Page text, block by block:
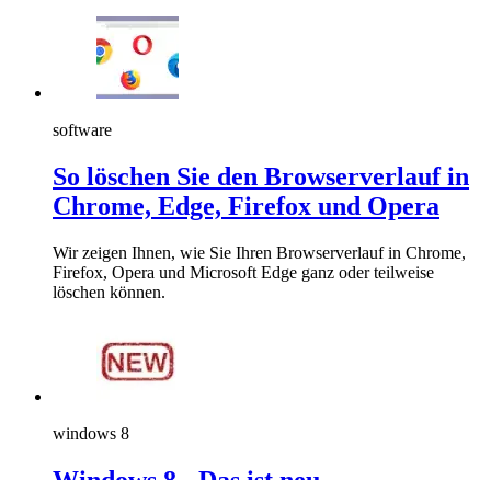
software
So löschen Sie den Browserverlauf in
Chrome, Edge, Firefox und Opera
Wir zeigen Ihnen, wie Sie Ihren Browserverlauf in Chrome,
Firefox, Opera und Microsoft Edge ganz oder teilweise
löschen können.
windows 8